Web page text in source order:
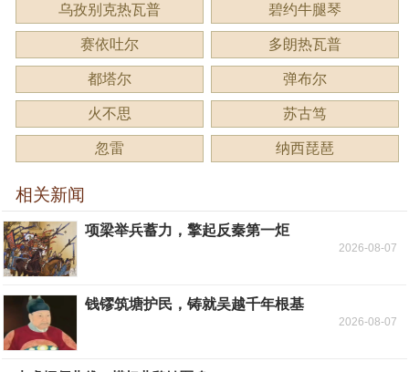
乌孜别克热瓦普 碧约牛腿琴
赛依吐尔 多朗热瓦普
都塔尔 弹布尔
火不思 苏古笃
忽雷 纳西琵琶
相关新闻
项梁举兵蓄力，擎起反秦第一炬
2026-08-07
钱镠筑塘护民，铸就吴越千年根基
2026-08-07